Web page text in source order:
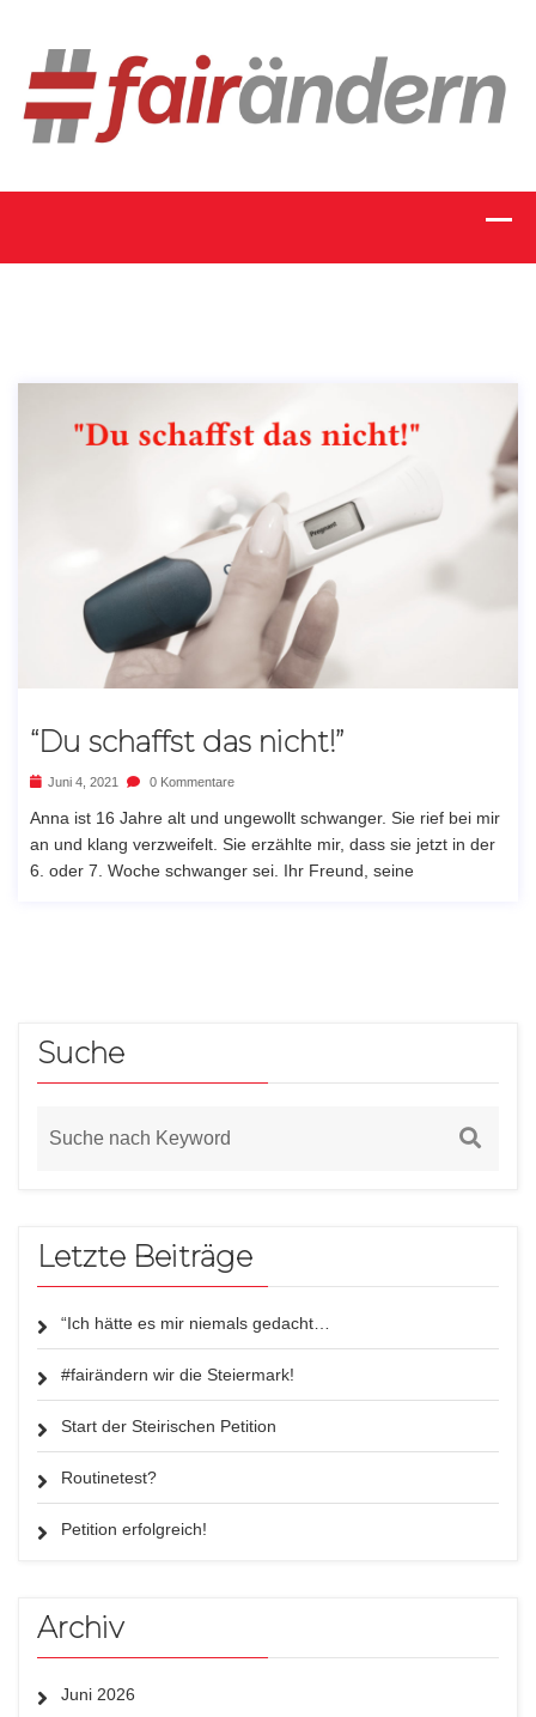
“Du schaffst das nicht!”
Juni 4, 2021 0 Kommentare
Anna ist 16 Jahre alt und ungewollt schwanger. Sie rief bei mir
an und klang verzweifelt. Sie erzählte mir, dass sie jetzt in der
6. oder 7. Woche schwanger sei. Ihr Freund, seine
Suche
Letzte Beiträge
“Ich hätte es mir niemals gedacht…
#fairändern wir die Steiermark!
Start der Steirischen Petition
Routinetest?
Petition erfolgreich!
Archiv
Juni 2026